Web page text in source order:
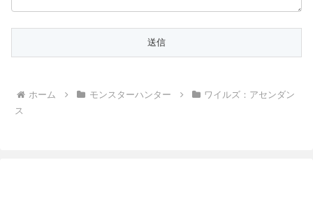
ホーム モンスターハンター
ワイルズ：アセンダン
ス